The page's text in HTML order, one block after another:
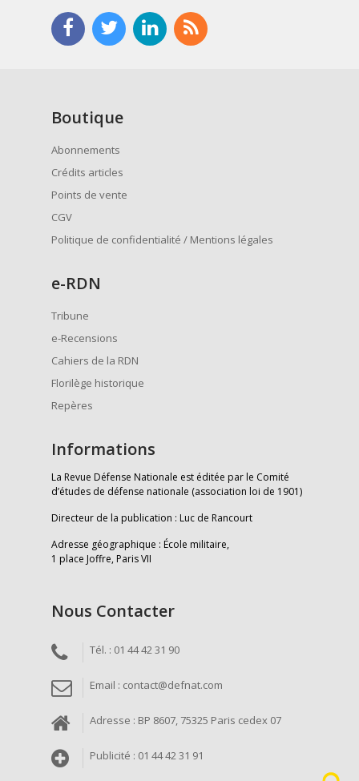
Boutique
Abonnements
Crédits articles
Points de vente
CGV
Politique de confidentialité / Mentions légales
e-RDN
Tribune
e-Recensions
Cahiers de la RDN
Florilège historique
Repères
Informations
La Revue Défense Nationale est éditée par le Comité
d’études de défense nationale (association loi de 1901)
Directeur de la publication : Luc de Rancourt
Adresse géographique : École militaire,
1 place Joffre, Paris VII
Nous Contacter
Tél. : 01 44 42 31 90
Email : contact@defnat.com
Adresse : BP 8607, 75325 Paris cedex 07
Publicité : 01 44 42 31 91